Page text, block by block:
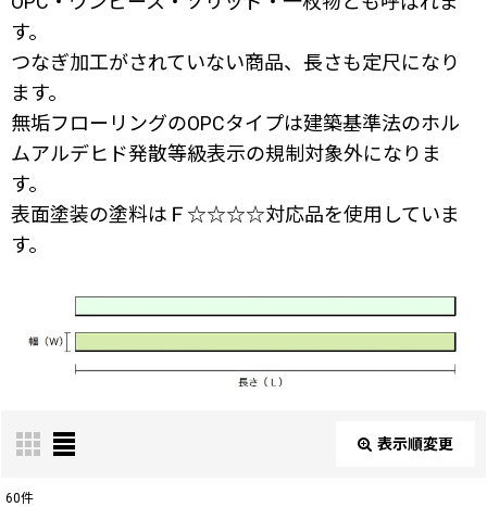
す。
つなぎ加工がされていない商品、長さも定尺になり
ます。
無垢フローリングのOPCタイプは建築基準法のホル
ムアルデヒド発散等級表示の規制対象外になりま
す。
表面塗装の塗料はＦ☆☆☆☆対応品を使用していま
す。
表示順変更
60件